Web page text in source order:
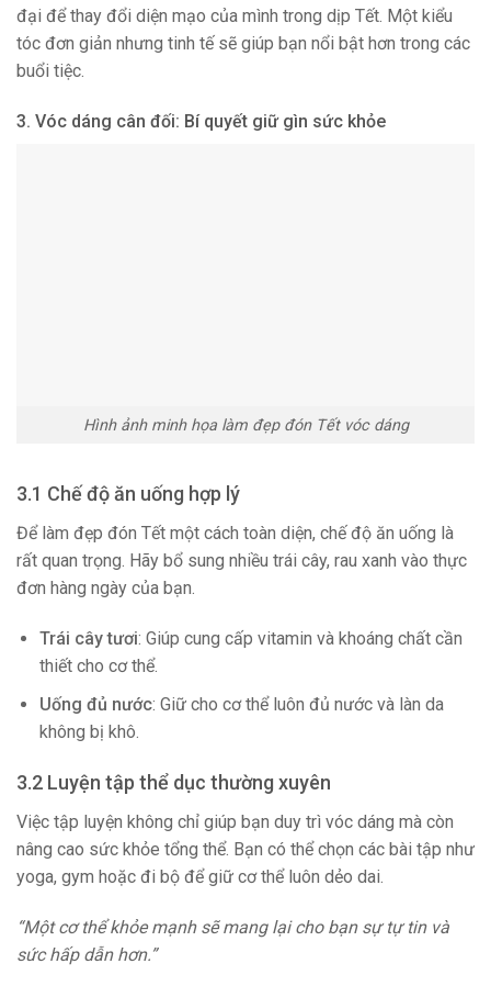
đại để thay đổi diện mạo của mình trong dịp Tết. Một kiểu
tóc đơn giản nhưng tinh tế sẽ giúp bạn nổi bật hơn trong các
buổi tiệc.
3. Vóc dáng cân đối: Bí quyết giữ gìn sức khỏe
Hình ảnh minh họa làm đẹp đón Tết vóc dáng
3.1 Chế độ ăn uống hợp lý
Để làm đẹp đón Tết một cách toàn diện, chế độ ăn uống là
rất quan trọng. Hãy bổ sung nhiều trái cây, rau xanh vào thực
đơn hàng ngày của bạn.
Trái cây tươi: Giúp cung cấp vitamin và khoáng chất cần
thiết cho cơ thể.
Uống đủ nước: Giữ cho cơ thể luôn đủ nước và làn da
không bị khô.
3.2 Luyện tập thể dục thường xuyên
Việc tập luyện không chỉ giúp bạn duy trì vóc dáng mà còn
nâng cao sức khỏe tổng thể. Bạn có thể chọn các bài tập như
yoga, gym hoặc đi bộ để giữ cơ thể luôn dẻo dai.
“Một cơ thể khỏe mạnh sẽ mang lại cho bạn sự tự tin và
sức hấp dẫn hơn.”